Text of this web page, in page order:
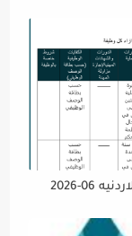
2026